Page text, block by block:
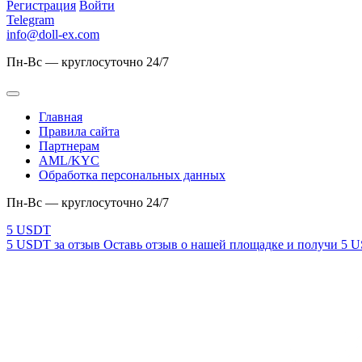
Регистрация Войти
Telegram
info@doll-ex.com
Пн-Вс — круглосуточно 24/7
Главная
Правила сайта
Партнерам
AML/KYC
Обработка персональных данных
Пн-Вс — круглосуточно 24/7
5 USDT за отзыв Оставь отзыв о нашей площадке и получи 5